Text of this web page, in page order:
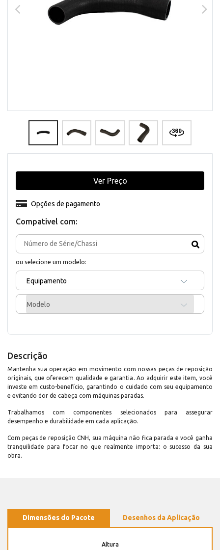
Compativel com:
ou selecione um modelo:
Equipamento
Modelo
Opções de pagamento
Ver Preço
Descrição
Mantenha sua operação em movimento com nossas peças de reposição
originais, que oferecem qualidade e garantia. Ao adquirir este item, você
investe em custo-benefício, garantindo o cuidado com seu equipamento
e evitando dor de cabeça com máquinas paradas.
Trabalhamos com componentes selecionados para assegurar
desempenho e durabilidade em cada aplicação.
Com peças de reposição CNH, sua máquina não fica parada e você ganha
tranquilidade para focar no que realmente importa: o sucesso da sua
obra.
Dimensões do Pacote Desenhos da Aplicação
Altura